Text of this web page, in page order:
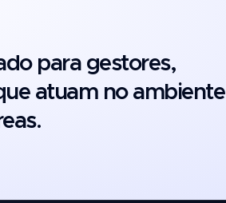
para gestores,
atuam no ambiente